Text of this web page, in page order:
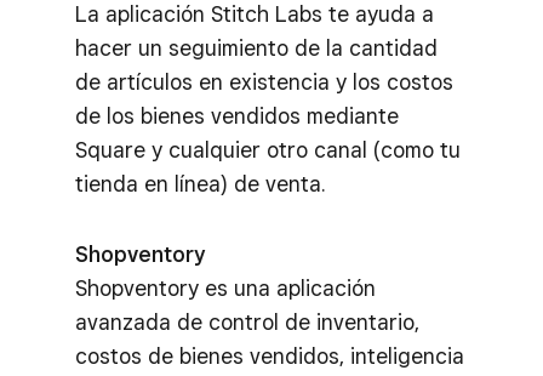
La aplicación Stitch Labs te ayuda a
hacer un seguimiento de la cantidad
de artículos en existencia y los costos
de los bienes vendidos mediante
Square y cualquier otro canal (como tu
tienda en línea) de venta.
Shopventory
Shopventory es una aplicación
avanzada de control de inventario,
costos de bienes vendidos, inteligencia